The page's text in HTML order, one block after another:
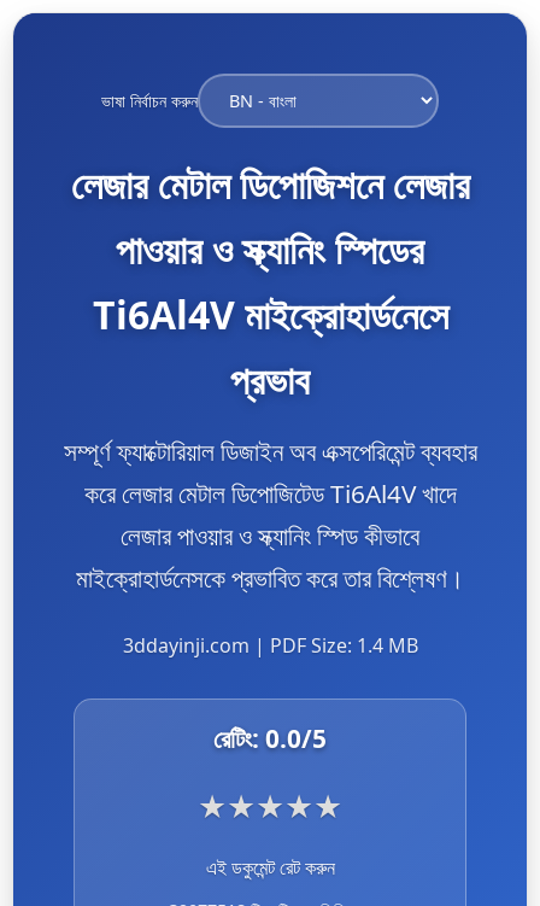
ভাষা নির্বাচন করুন
লেজার মেটাল ডিপোজিশনে লেজার
পাওয়ার ও স্ক্যানিং স্পিডের
Ti6Al4V মাইক্রোহার্ডনেসে
প্রভাব
সম্পূর্ণ ফ্যাক্টোরিয়াল ডিজাইন অব এক্সপেরিমেন্ট ব্যবহার
করে লেজার মেটাল ডিপোজিটেড Ti6Al4V খাদে
লেজার পাওয়ার ও স্ক্যানিং স্পিড কীভাবে
মাইক্রোহার্ডনেসকে প্রভাবিত করে তার বিশ্লেষণ।
3ddayinji.com | PDF Size: 1.4 MB
রেটিং: 0.0/5
★★★★★
এই ডকুমেন্ট রেট করুন